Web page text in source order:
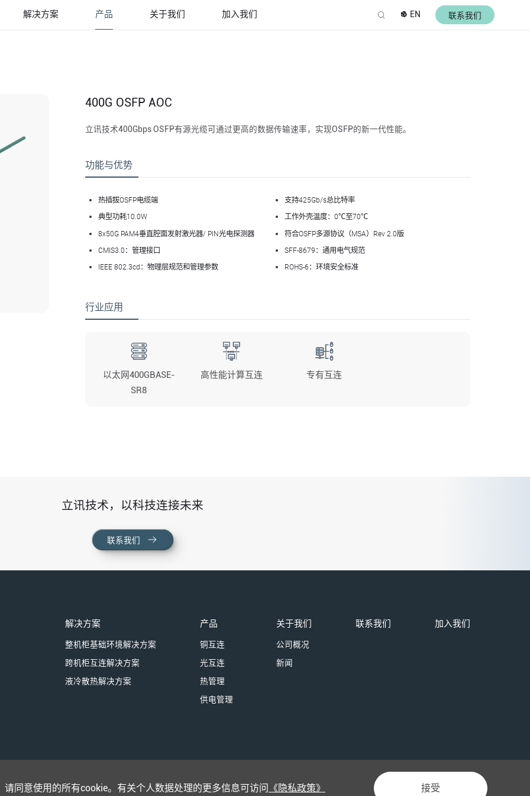
同意使用的所有cookie。有关个人数据处理的更多信息可访问 《隐私政策》 接受
解决方案 产品 关于我们 加入我们 EN 联系我们
400G OSFP AOC
立讯技术400Gbps OSFP有源光缆可通过更高的数据传输速率，实现OSFP的新一代性能。
功能与优势
热插拔OSFP电缆端
支持425Gb/s总比特率
典型功耗10.0W
工作外壳温度：0℃至70℃
8x50G PAM4垂直腔面发射激光器/ PIN光电探测器
符合OSFP多源协议（MSA）Rev 2.0版
CMIS3.0：管理接口
SFF-8679：通用电气规范
IEEE 802.3cd：物理层规范和管理参数
ROHS-6：环境安全标准
行业应用
以太网400GBASE-
SR8
高性能计算互连 专有互连
立讯技术，以科技连接未来
联系我们
解决方案
整机柜基础环境解决方案
跨机柜互连解决方案
液冷散热解决方案
产品
铜互连
光互连
热管理
供电管理
关于我们
公司概况
新闻
联系我们 加入我们